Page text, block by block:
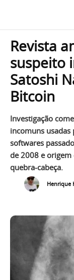
Revista
suspeito
Satoshi
Bitcoin
Investigação
incomuns usadas
softwares
de 2008 e
quebra-cabeça.
Henrique